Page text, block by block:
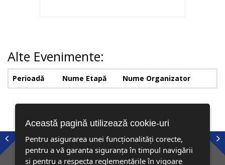
Alte Evenimente:
Perioadă Nume Etapă Nume Organizator
Această pagină utilizează cookie-uri
Pentru asigurarea unei funcționalități corecte,
pentru a vă garanta siguranța în timpul navigării
și pentru a respecta reglementările în vigoare